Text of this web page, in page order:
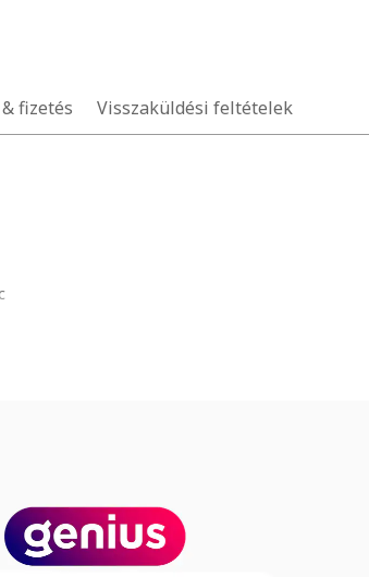
fizetés Visszaküldési feltételek